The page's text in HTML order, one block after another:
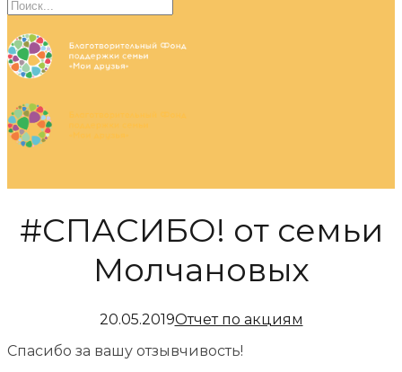
#СПАСИБО! от семьи
Молчановых
20.05.2019Отчет по акциям
Спасибо за вашу отзывчивость!